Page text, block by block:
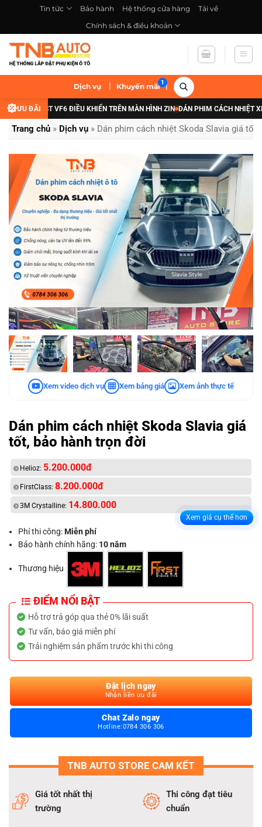
nội
dung
Tin tức Bảo hành Hệ thống cửa hàng
Tải về
Chính sách & điều khoản
Dịch vụ | Khuyến mãi |
ƯU ĐÃIVF6 ĐIỀU KHIỂN TRÊN MÀN HÌNH ZIN DÁN PHIM CÁCH NHIỆT XE ĐIỆN
Trang chủ » Dịch vụ » Dán phim cách nhiệt Skoda Slavia giá
Xem video dịch vụ Xem bảng giá Xem ảnh thực tế
Dán phim cách nhiệt Skoda Slavia giá
tốt, bảo hành trọn đời
Helioz: 5.200.000đ
FirstClass: 8.200.000đ
3M Crystalline: 14.800.000
Phí thi công:Miễn phí
Bảo hành chính hãng: 10 năm
Thương hiệu
Xem giá cụ thể hơn
ĐIỂM NỔI BẬT
Hỗ trợ trả góp qua thẻ 0% lãi suất
Tư vấn, báo giá miễn phí
Trải nghiệm sản phẩm trước khi thi công
Đặt lịch ngay
Nhận liền ưu đãi
Chat Zalo ngay
Hotline:0784 306 306
TNB AUTO STORE CAM KẾT
Giá tốt nhất thị
trường
Thi công đạt tiêu
chuẩn